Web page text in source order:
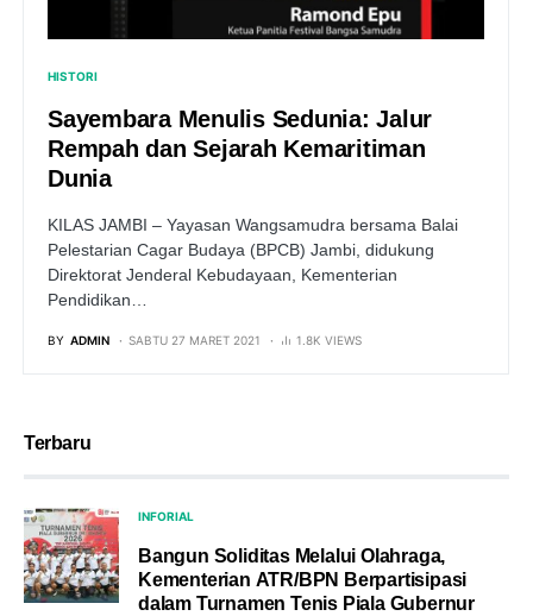
HISTORI
Sayembara Menulis Sedunia: Jalur
Rempah dan Sejarah Kemaritiman
Dunia
KILAS JAMBI – Yayasan Wangsamudra bersama Balai
Pelestarian Cagar Budaya (BPCB) Jambi, didukung
Direktorat Jenderal Kebudayaan, Kementerian
Pendidikan…
BY ADMIN SABTU 27 MARET 2021 1.8K VIEWS
Terbaru
INFORIAL
Bangun Soliditas Melalui Olahraga,
Kementerian ATR/BPN Berpartisipasi
dalam Turnamen Tenis Piala Gubernur